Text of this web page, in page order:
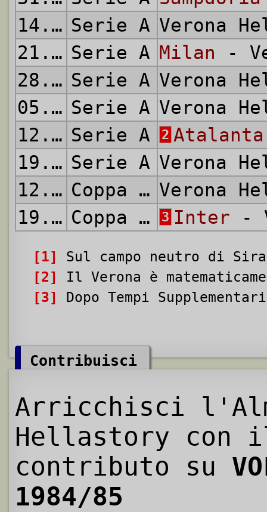
14.04.1985 Serie A Verona
21.04.1985 Serie A Milan -
28.04.1985 Serie A Verona
05.05.1985 Serie A Verona
12.05.1985 Serie A 2 Atalanta
19.05.1985 Serie A Verona
12.06.1985
Coppa Italia Verona
19.06.1985
Coppa Italia 3 Inter -
[1]
Sul campo neutro di
[2]
Il Verona è
[3]
Dopo Tempi Supplementari
Contribuisci
Arricchisci
Hellastory con
contributo su
1984/85